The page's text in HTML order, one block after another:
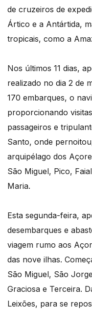
de cruzeiros de
Ártico e a Antártida,
tropicais, como a
Nos últimos 11 dias,
realizado no dia 2 de
170 embarques, o
proporcionando
passageiros e
Santo, onde
arquipélago dos
São Miguel, Pico,
Maria.
Esta segunda-feira,
desembarques e
viagem rumo aos
das nove ilhas.
São Miguel, São
Graciosa e Terceira.
Leixões, para se